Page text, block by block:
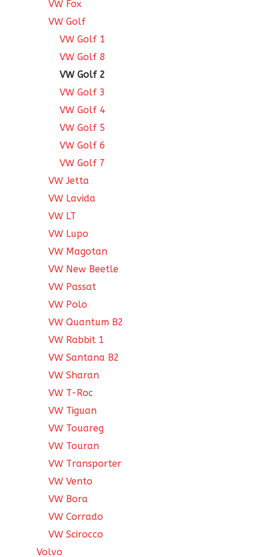
VW Fox
VW Golf
VW Golf 1
VW Golf 8
VW Golf 2
VW Golf 3
VW Golf 4
VW Golf 5
VW Golf 6
VW Golf 7
VW Jetta
VW Lavida
VW LT
VW Lupo
VW Magotan
VW New Beetle
VW Passat
VW Polo
VW Quantum B2
VW Rabbit 1
VW Santana B2
VW Sharan
VW T-Roc
VW Tiguan
VW Touareg
VW Touran
VW Transporter
VW Vento
VW Bora
VW Corrado
VW Scirocco
Volvo